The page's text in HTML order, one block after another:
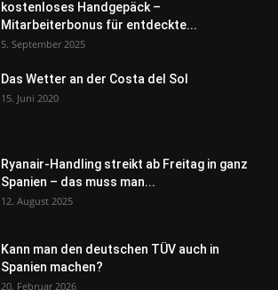
kostenloses Handgepäck –
Mitarbeiterbonus für entdeckte...
5. September 2025
Das Wetter an der Costa del Sol
15. Juni 2020
Ryanair-Handling streikt ab Freitag in ganz
Spanien – das muss man...
12. August 2025
Kann man den deutschen TÜV auch in
Spanien machen?
20. Februar 2026